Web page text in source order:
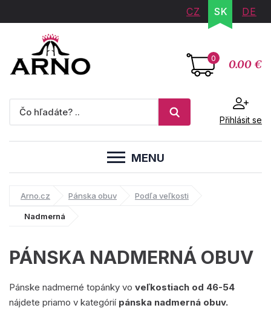
CZ SK DE
0 0.00 €
Přihlásit se
MENU
Arno.cz Pánska obuv Podľa veľkosti
Nadmerná
PÁNSKA NADMERNÁ OBUV
Pánske nadmerné topánky vo veľkostiach od 46-54
nájdete priamo v kategórií pánska nadmerná obuv.